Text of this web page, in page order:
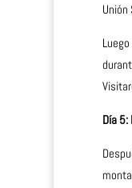
Unión
Día